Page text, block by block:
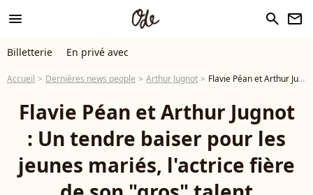
menu search newsletter
Billetterie En privé avec
Accueil Dernières news people Arthur Jugnot Flavie Péan et Arthur Jugnot : Un tendre baiser pour les jeunes mariés, l'actrice fière de son "gros" talent
Flavie Péan et Arthur Jugnot
: Un tendre baiser pour les
jeunes mariés, l'actrice fière